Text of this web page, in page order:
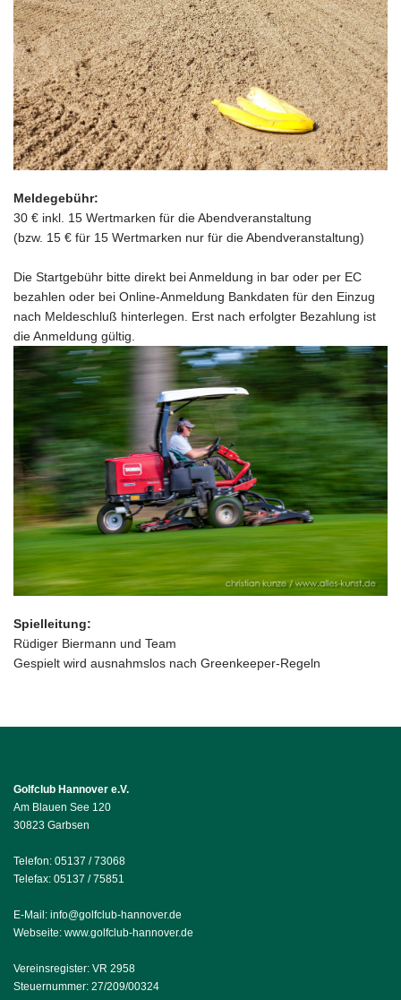
Meldegebühr:
30 € inkl. 15 Wertmarken für die Abendveranstaltung
(bzw. 15 € für 15 Wertmarken nur für die Abendveranstaltung)
Die Startgebühr bitte direkt bei Anmeldung in bar oder per EC
bezahlen oder bei Online-Anmeldung Bankdaten für den Einzug
nach Meldeschluß hinterlegen. Erst nach erfolgter Bezahlung ist
die Anmeldung gültig.
Spielleitung:
Rüdiger Biermann und Team
Gespielt wird ausnahmslos nach Greenkeeper-Regeln
Golfclub Hannover e.V.
Am Blauen See 120
30823 Garbsen
Telefon: 05137 / 73068
Telefax: 05137 / 75851
E-Mail: info@golfclub-hannover.de
Webseite: www.golfclub-hannover.de
Vereinsregister: VR 2958
Steuernummer: 27/209/00324